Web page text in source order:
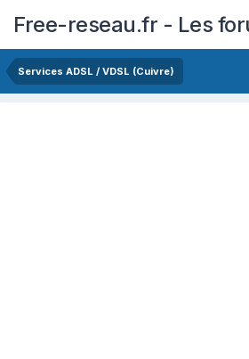
Free-reseau.fr - Les
Services ADSL / VDSL (Cuivre)